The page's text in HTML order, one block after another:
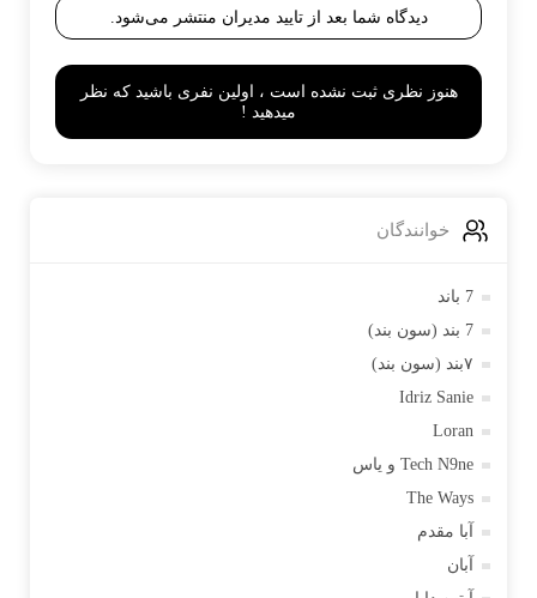
دیدگاه شما بعد از تایید مدیران منتشر می‌شود.
هنوز نظری ثبت نشده است ، اولین نفری باشید که نظر
میدهید !
خوانندگان
7 باند
7 بند (سون بند)
۷بند (سون بند)
Idriz Sanie
Loran
Tech N9ne و یاس
The Ways
آبا مقدم
آبان